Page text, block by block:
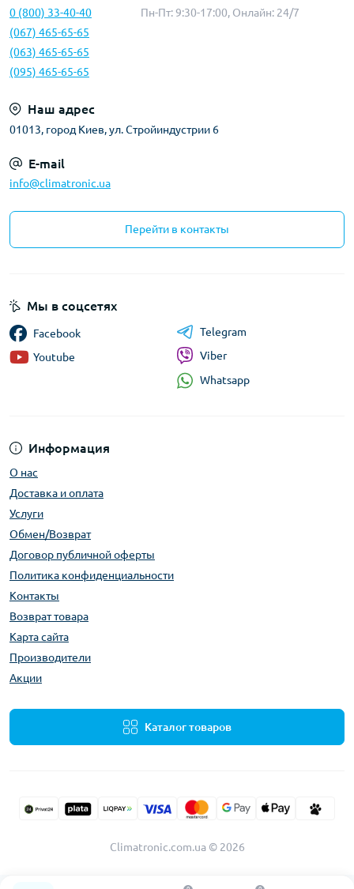
0 (800) 33-40-40
(067) 465-65-65
(063) 465-65-65
(095) 465-65-65
Пн-Пт: 9:30-17:00, Онлайн: 24/7
Наш адрес
01013, город Киев, ул. Стройиндустрии 6
E-mail
info@climatronic.ua
Перейти в контакты
Информация
О нас
Доставка и оплата
Услуги
Обмен/Возврат
Договор публичной оферты
Политика конфиденциальности
Контакты
Возврат товара
Карта сайта
Производители
Акции
Каталог товаров
Мы в соцсетях
Facebook
Youtube
Telegram
Viber
Whatsapp
Climatronic.com.ua © 2026